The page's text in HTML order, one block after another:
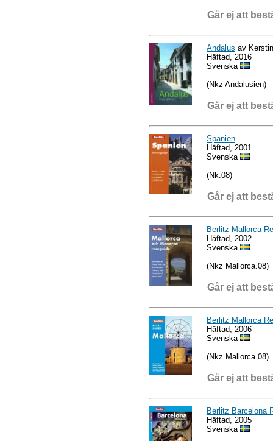
Går ej att
Andalus av
Häftad, 2016
Svenska
(Nkz Andalusien)
Går ej att
Spanien
Häftad, 2001
Svenska
(Nk.08)
Går ej att
Berlitz Mallorca
Häftad, 2002
Svenska
(Nkz Mallorca.08)
Går ej att
Berlitz Mallorca
Häftad, 2006
Svenska
(Nkz Mallorca.08)
Går ej att
Berlitz Barcelona
Häftad, 2005
Svenska